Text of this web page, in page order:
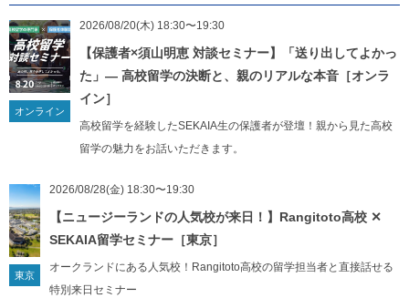
を提供していただけない場合は当社が提供するサービスがご利用にな
れないことがあります。
５）個人情報の開示等の請求について
当社に提供して頂いた個人情報について、利用目的の通知、個人情報
の開示、訂正、項目の追加または削除、消去や利用停止、提供停止を
までご連絡ください。
６）Cookie、アクセスログについて
当社のウェブサイトでは、Cookie（クッキー）及び第三者による解析
サービスのウェブビーコンを使用しております。これらの使用目的は
オンライン
2026/08/20(木) 18:30〜19:30
【保護者×須山明恵 対談セミナー】「送り出してよかっ
た」— 高校留学の決断と、親のリアルな本音［オンラ
イン］
高校留学を経験したSEKAIA生の保護者が登壇！親から見た高校
留学の魅力をお話いただきます。
東京
2026/08/28(金) 18:30〜19:30
【ニュージーランドの人気校が来日！】Rangitoto高校 ✕
SEKAIA留学セミナー［東京］
オークランドにある人気校！Rangitoto高校の留学担当者と直接話せる
特別来日セミナー